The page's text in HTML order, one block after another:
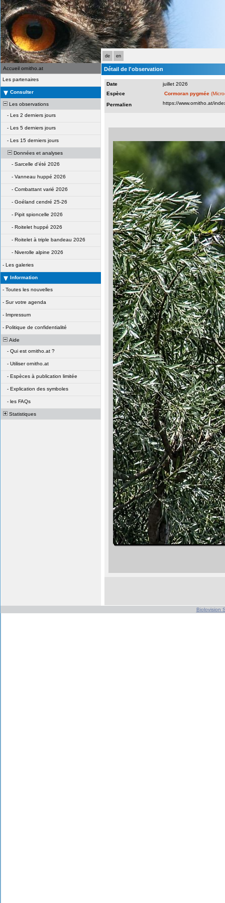
de en
Accueil ornitho.at
Les partenaires
Consulter
Les observations
- Les 2 derniers jours
- Les 5 derniers jours
- Les 15 derniers jours
Données et analyses
- Sarcelle d'été 2026
- Vanneau huppé 2026
- Combattant varié 2026
- Goéland cendré 25-26
- Pipit spioncelle 2026
- Roitelet huppé 2026
- Roitelet à triple bandeau 2026
- Niverolle alpine 2026
- Les galeries
Information
- Toutes les nouvelles
- Sur votre agenda
- Impressum
- Politique de confidentialité
Aide
- Qui est ornitho.at ?
- Utiliser ornitho.at
- Espèces à publication limitée
- Explication des symboles
- les FAQs
Statistiques
Détail de l'observation
Date
juillet 2026
Espèce
Cormoran pygmée
Permalien
Biolovision